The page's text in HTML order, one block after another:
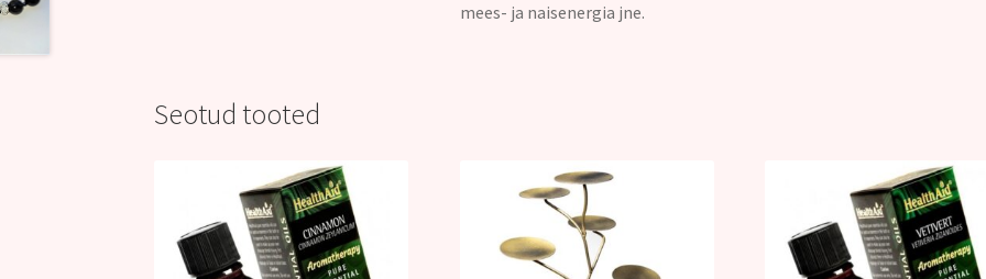
mees- ja naisenergia jne.
Seotud tooted